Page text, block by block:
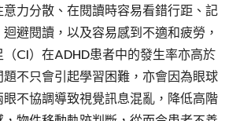
力分散、在閱讀時容易看錯行距、記
避閱讀，以及容易感到不適和疲勞，
CI）在ADHD患者中的發生率亦高於
不只會引起學習困難，亦會因為眼球
不協調導致視覺訊息混亂，降低高階